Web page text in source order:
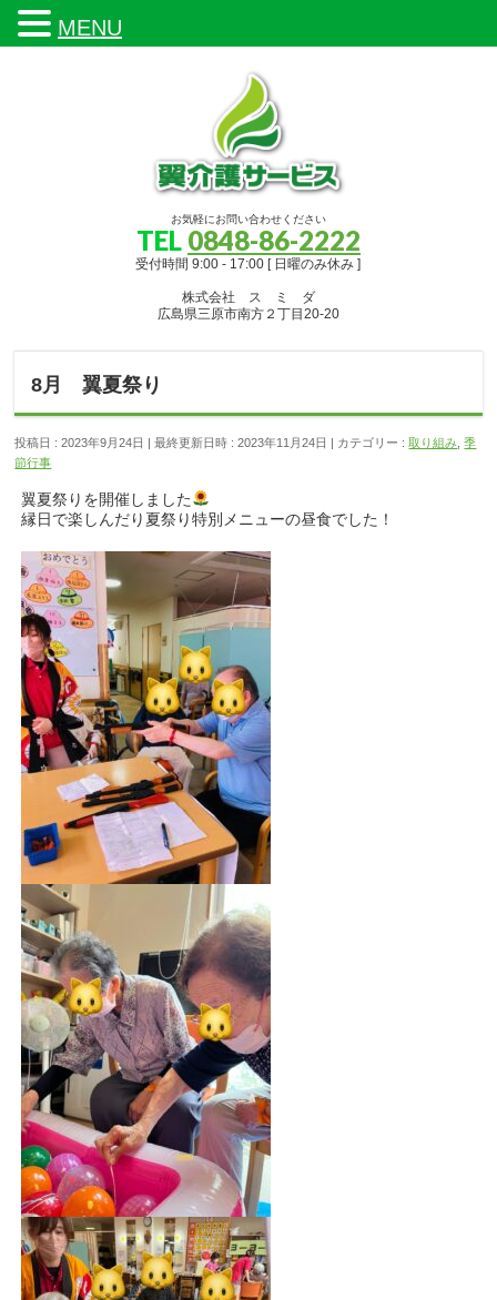
お気軽にお問い合わせください
TEL 0848-86-2222
受付時間 9:00 - 17:00 [ 日曜のみ休み ]
株式会社 ス ミ ダ
広島県三原市南方２丁目20-20
8月 翼夏祭り
投稿日 : 2023年9月24日 最終更新日時 : 2023年11月24日 カテゴリー :取り組み ,季
節行事
翼夏祭りを開催しました
縁日で楽しんだり夏祭り特別メニューの昼食でした！
MENU